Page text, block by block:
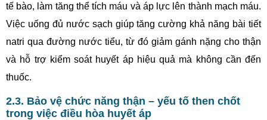
tế bào, làm tăng thể tích máu và áp lực lên thành mạch máu.
Việc uống đủ nước sạch giúp tăng cường khả năng bài tiết
natri qua đường nước tiểu, từ đó giảm gánh nặng cho thận
và hỗ trợ kiểm soát huyết áp hiệu quả mà không cần đến
thuốc.
2.3. Bảo vệ chức năng thận – yếu tố then chốt
trong việc điều hòa huyết áp